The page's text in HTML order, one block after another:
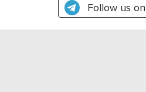
Follow us on